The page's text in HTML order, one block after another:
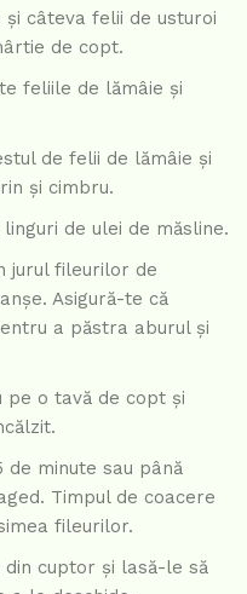
câteva felii de usturoi
de copt.
feliile de lămâie și
de felii de lămâie și
și cimbru.
de ulei de măsline.
jurul fileurilor de
Asigură-te că
a păstra aburul și
pe o tavă de copt și
de minute sau până
Timpul de coacere
fileurilor.
cuptor și lasă-le să